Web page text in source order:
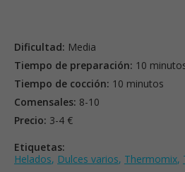
Dificultad: Media
Tiempo de preparación: 10
Tiempo de cocción: 10 minutos
Comensales: 8-10
Precio: 3-4 €
Etiquetas:
Helados, Dulces varios, Thermomix,